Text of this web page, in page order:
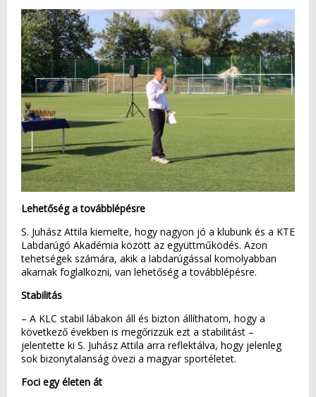
Lehetőség a továbblépésre
S. Juhász Attila kiemelte, hogy nagyon jó a klubunk és a KTE
Labdarúgó Akadémia között az együttműködés. Azon
tehetségek számára, akik a labdarúgással komolyabban
akarnak foglalkozni, van lehetőség a továbblépésre.
Stabilitás
– A KLC stabil lábakon áll és bizton állíthatom, hogy a
következő években is megőrizzük ezt a stabilitást –
jelentette ki S. Juhász Attila arra reflektálva, hogy jelenleg
sok bizonytalanság övezi a magyar sportéletet.
Foci egy életen át